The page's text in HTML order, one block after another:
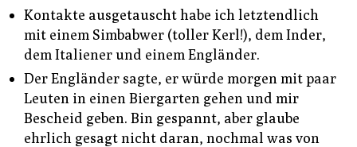
Kontakte ausgetauscht habe ich letztendlich
mit einem Simbabwer (toller Kerl!), dem Inder,
dem Italiener und einem Engländer.
Der Engländer sagte, er würde morgen mit paar
Leuten in einen Biergarten gehen und mir
Bescheid geben. Bin gespannt, aber glaube
ehrlich gesagt nicht daran, nochmal was von